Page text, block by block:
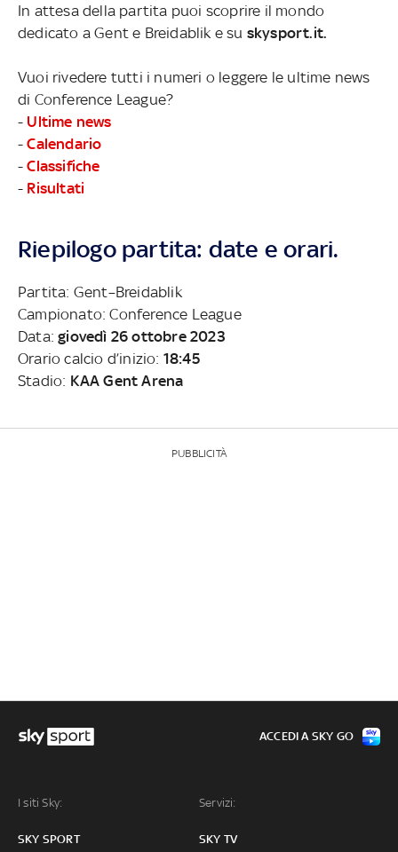
In attesa della partita puoi scoprire il mondo
dedicato a Gent e Breidablik e su skysport.it.
Vuoi rivedere tutti i numeri o leggere le ultime news
di Conference League?
- Ultime news
-Calendario
-Classifiche
- Risultati
Riepilogo partita: date e orari.
Partita: Gent–Breidablik
Campionato: Conference League
Data:giovedì 26 ottobre 2023
Orario calcio d’inizio: 18:45
Stadio: KAA Gent Arena
PUBBLICITÀ
I siti Sky:
SKY SPORT
Servizi:
SKY TV
ACCEDI A SKY GO